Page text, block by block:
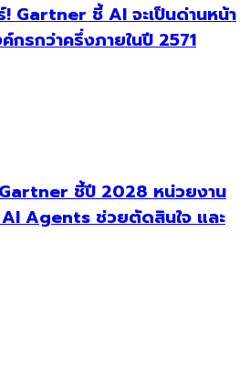
! Gartner ชี้ AI จะเป็นด่านหน้า
รกว่าครึ่งภายในปี 2571
ชี้ปี 2028 หน่วยงาน
Agents ช่วยตัดสินใจ และ